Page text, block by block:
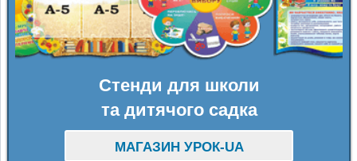
Стенди для школи
та дитячого садка
МАГАЗИН УРОК-UA